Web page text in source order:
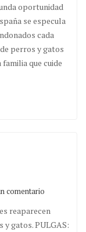
oportunidad
se especula
cada
perros y gatos
que cuide
comentario
reaparecen
y gatos. PULGAS: